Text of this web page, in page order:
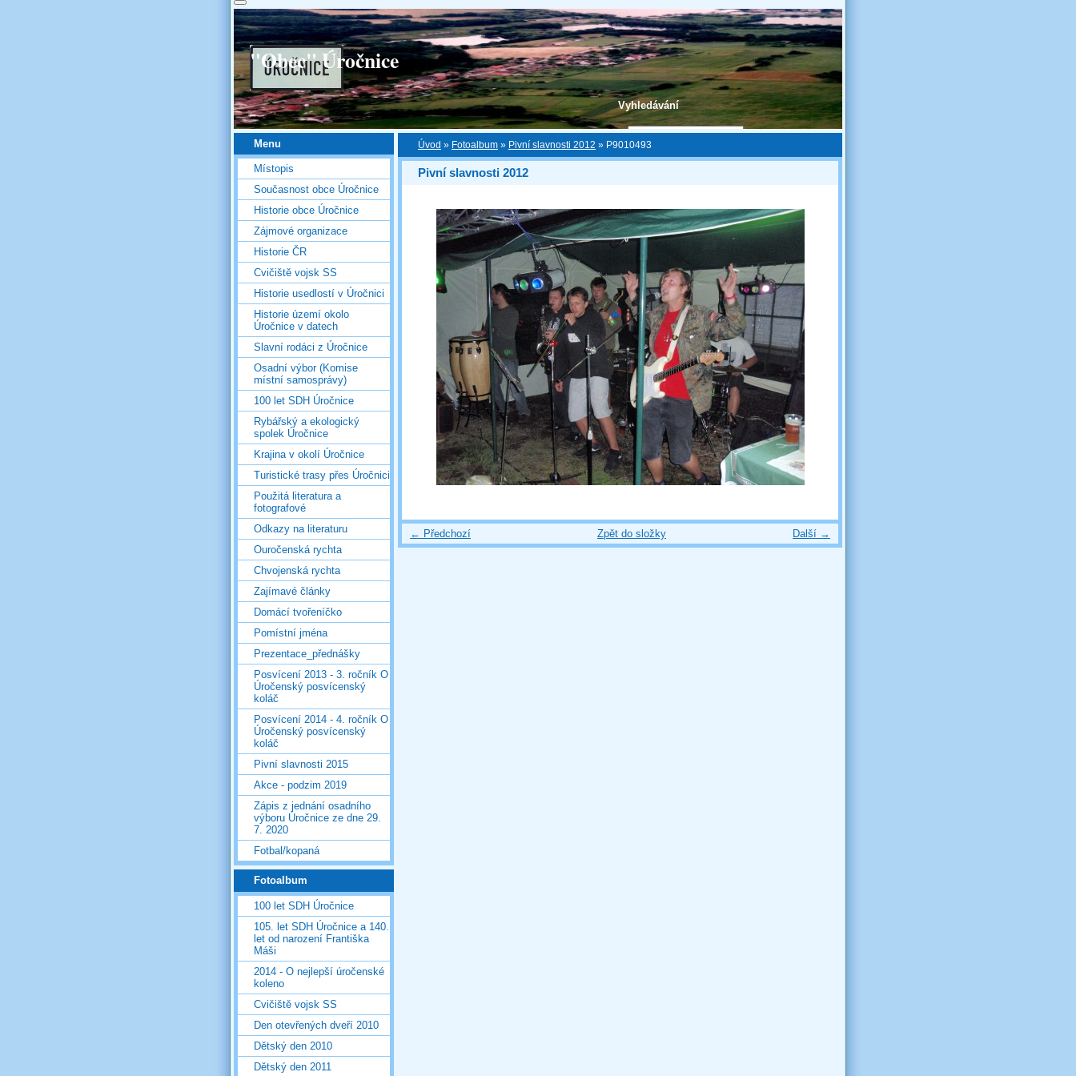
Vyhledávání
"Obec" Úročnice
Úvod » Fotoalbum » Pivní slavnosti 2012 » P9010493
Pivní slavnosti 2012
← Předchozí Další →
Zpět do složky
Menu
Místopis
Současnost obce Úročnice
Historie obce Úročnice
Zájmové organizace
Historie ČR
Cvičiště vojsk SS
Historie usedlostí v Úročnici
Historie území okolo
Úročnice v datech
Slavní rodáci z Úročnice
Osadní výbor (Komise
místní samosprávy)
100 let SDH Úročnice
Rybářský a ekologický
spolek Úročnice
Krajina v okolí Úročnice
Turistické trasy přes Úročnici
Použitá literatura a
fotografové
Odkazy na literaturu
Ouročenská rychta
Chvojenská rychta
Zajímavé články
Domácí tvořeníčko
Pomístní jména
Prezentace_přednášky
Posvícení 2013 - 3. ročník O
Úročenský posvícenský
koláč
Posvícení 2014 - 4. ročník O
Úročenský posvícenský
koláč
Pivní slavnosti 2015
Akce - podzim 2019
Zápis z jednání osadního
výboru Úročnice ze dne 29.
7. 2020
Fotbal/kopaná
Fotoalbum
100 let SDH Úročnice
105. let SDH Úročnice a 140.
let od narození Františka
Máši
2014 - O nejlepší úročenské
koleno
Cvičiště vojsk SS
Den otevřených dveří 2010
Dětský den 2010
Dětský den 2011